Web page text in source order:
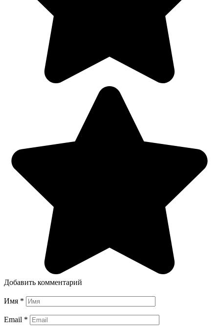
Добавить комментарий
Имя *
Email *